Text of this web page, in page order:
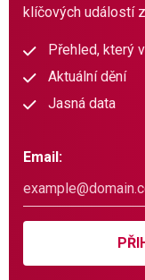
klíčových událostí
Přehled, který
Aktuální dění
Jasná data
Email: